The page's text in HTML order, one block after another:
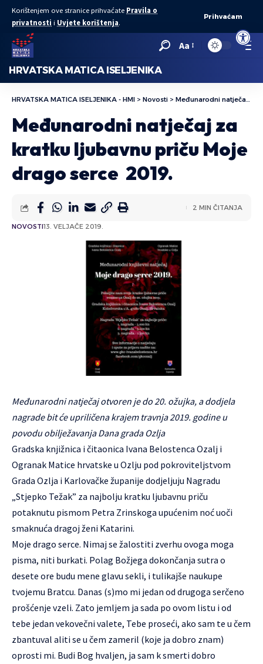
Open
Korištenjem ove stranice prihvaćate Pravila o
privatnosti i Uvjete korištenja.
Prihvaćam
Aa
HRVATSKA MATICA ISELJENIKA
HRVATSKA MATICA ISELJENIKA - HMI > Novosti > Međunarodni natječaj za kratku ljubavnu priču Moje drago serce 2019.
Međunarodni natječaj za
kratku ljubavnu priču Moje
drago serce 2019.
NOVOSTI13. VELJAČE 2019.
2 MIN ČITANJA
Međunarodni natječaj otvoren je do 20. ožujka, a dodjela
nagrade bit će upriličena krajem travnja 2019. godine u
povodu obilježavanja Dana grada Ozlja
Gradska knjižnica i čitaonica Ivana Belostenca Ozalj i
Ogranak Matice hrvatske u Ozlju pod pokroviteljstvom
Grada Ozlja i Karlovačke županije dodjeljuju Nagradu
„Stjepko Težak” za najbolju kratku ljubavnu priču
potaknutu pismom Petra Zrinskoga upućenim noć uoči
smaknuća dragoj ženi Katarini.
Moje drago serce. Nimaj se žalostiti zverhu ovoga moga
pisma, niti burkati. Polag Božjega dokončanja sutra o
desete ore budu mene glavu sekli, i tulikajše naukupe
tvojemu Bratcu. Danas (s)mo mi jedan od drugoga serčeno
prošćenje vzeli. Zato jemljem ja sada po ovom listu i od
tebe jedan vekovečni valete, Tebe proseći, ako sam te u čem
zbantuval aliti se u čem zameril (koje ja dobro znam)
oprosti mi. Budi Bog hvaljen, ja sam k smerti dobro